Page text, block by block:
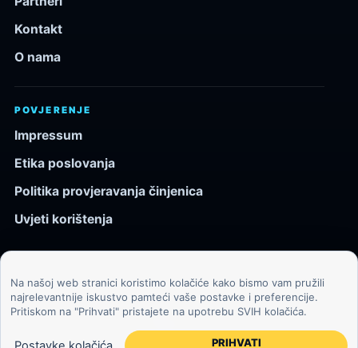
Kontakt
O nama
POVJERENJE
Impressum
Etika poslovanja
Politika provjeravanja činjenica
Uvjeti korištenja
© 2026 Kozmos.hr. Sva prava pridržana.
Svemir, znanost, tehnologija i velike ideje za znatiželjne
čitatelje.
Na našoj web stranici koristimo kolačiće kako bismo vam pružili
najrelevantnije iskustvo pamteći vaše postavke i preferencije.
Pritiskom na "Prihvati" pristajete na upotrebu SVIH kolačića.
PRIHVATI